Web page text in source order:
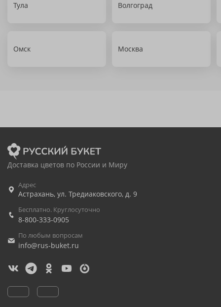
Тула Волгоград
Омск Москва
Доставка цветов по России и Миру
Адрес
Астрахань, ул. Тредиаковского, д. 9
Бесплатно. Круглосуточно
8-800-333-0905
По любым вопросам
info@rus-buket.ru